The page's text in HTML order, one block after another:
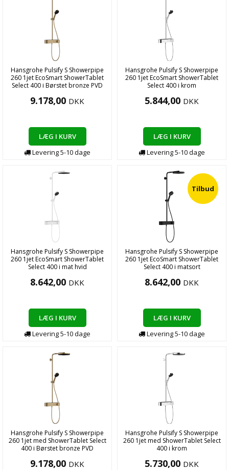
Hansgrohe Pulsify S Showerpipe
260 1jet EcoSmart ShowerTablet
Select 400 i Børstet bronze PVD
9.178,00 DKK
LÆG I KURV
Levering5-10dage
Hansgrohe Pulsify S Showerpipe
260 1jet EcoSmart ShowerTablet
Select 400 i krom
5.844,00 DKK
LÆG I KURV
Levering5-10dage
Hansgrohe Pulsify S Showerpipe
260 1jet EcoSmart ShowerTablet
Select 400 i mat hvid
8.642,00 DKK
LÆG I KURV
Levering5-10dage
Tilbud
Hansgrohe Pulsify S Showerpipe
260 1jet EcoSmart ShowerTablet
Select 400 i matsort
8.642,00 DKK
LÆG I KURV
Levering5-10dage
Hansgrohe Pulsify S Showerpipe
260 1jet med ShowerTablet Select
400 i Børstet bronze PVD
9.178,00 DKK
Hansgrohe Pulsify S Showerpipe
260 1jet med ShowerTablet Select
400 i krom
5.730,00 DKK